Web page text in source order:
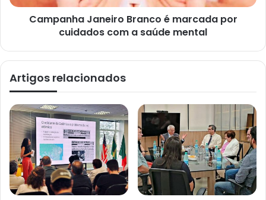
Campanha Janeiro Branco é marcada por
cuidados com a saúde mental
Artigos relacionados